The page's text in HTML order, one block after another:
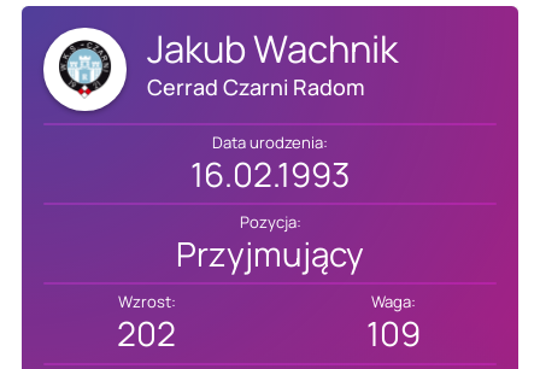
Jakub Wachnik
Cerrad Czarni Radom
Data urodzenia:
16.02.1993
Pozycja:
Przyjmujący
Wzrost:
202
Waga:
109